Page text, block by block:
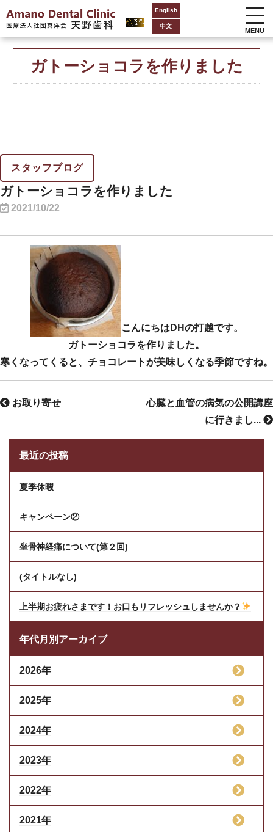
English
中文
MENU
ガトーショコラを作りました
スタッフブログ
ガトーショコラを作りました
2021/10/22
こんにちはDHの打越です。
ガトーショコラを作りました。
寒くなってくると、チョコレートが美味しくなる季節ですね。
心臓と血管の病気の公開講座
に行きまし...
お取り寄せ
最近の投稿
夏季休暇
キャンペーン②
坐骨神経痛について(第２回)
(タイトルなし)
上半期お疲れさまです！お口もリフレッシュしませんか？
年代月別アーカイブ
2026年
2025年
2024年
2023年
2022年
2021年